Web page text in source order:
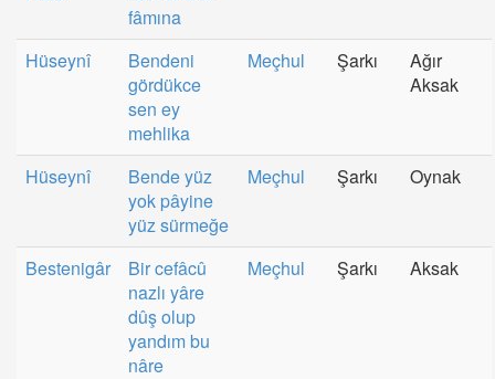
fâmına
Hüseynî
Bendeni
gördükce
sen ey
mehlika
Meçhul Şarkı
Ağır
Aksak
Hüseynî
Bende yüz
yok pâyine
yüz sürmeğe
Meçhul Şarkı Oynak
Bestenigâr
Bir cefâcû
nazlı yâre
dûş olup
yandım bu
nâre
Meçhul Şarkı Aksak